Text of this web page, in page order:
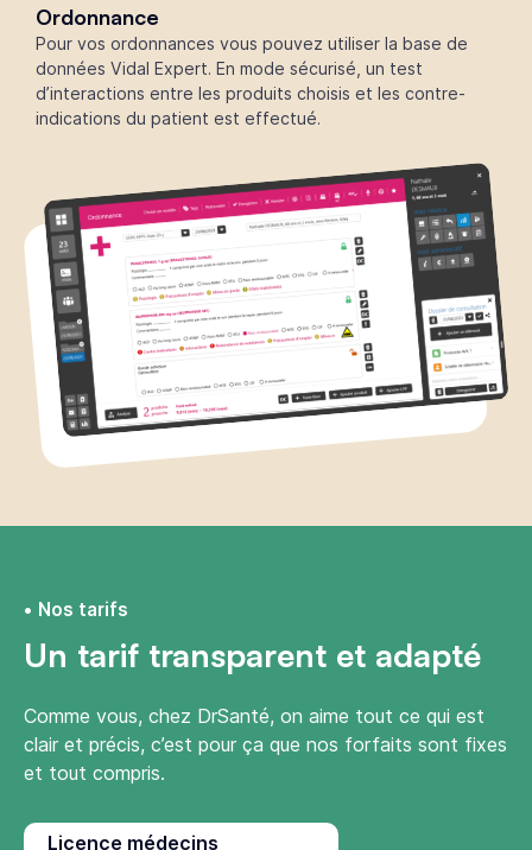
Ordonnance
Pour vos ordonnances vous pouvez utiliser la base de
données Vidal Expert. En mode sécurisé, un test
d’interactions entre les produits choisis et les contre-
indications du patient est effectué.
Nos tarifs
Un tarif transparent et adapté
Comme vous, chez DrSanté, on aime tout ce qui est
clair et précis, c’est pour ça que nos forfaits sont fixes
et tout compris.
Licence médecins